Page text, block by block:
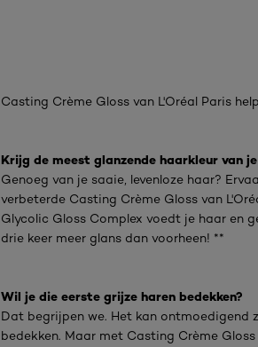
Casting Crème Gloss van L'Oréal Paris
Krijg de meest glanzende haarkleur van
Genoeg van je saaie, levenloze haar?
verbeterde Casting Crème Gloss van
Glycolic Gloss Complex voedt je haar en
drie keer meer glans dan voorheen! **
Wil je die eerste grijze haren bedekken?
Dat begrijpen we. Het kan ontmoedigend
bedekken. Maar met Casting Crème